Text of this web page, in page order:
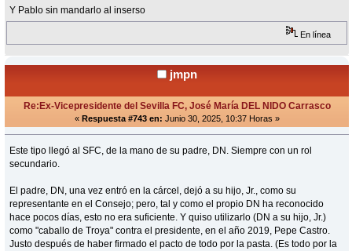
Y Pablo sin mandarlo al inserso
En línea
jmpn
Re:Ex-Vicepresidente del Sevilla FC, José María DEL NIDO Carrasco
« Respuesta #743 en: Junio 30, 2025, 10:37 Horas »
Este tipo llegó al SFC, de la mano de su padre, DN. Siempre con un rol
secundario.
El padre, DN, una vez entró en la cárcel, dejó a su hijo, Jr., como su
representante en el Consejo; pero, tal y como el propio DN ha reconocido
hace pocos días, esto no era suficiente. Y quiso utilizarlo (DN a su hijo, Jr.)
como "caballo de Troya" contra el presidente, en el año 2019, Pepe Castro.
Justo después de haber firmado el pacto de todo por la pasta. (Es todo por la